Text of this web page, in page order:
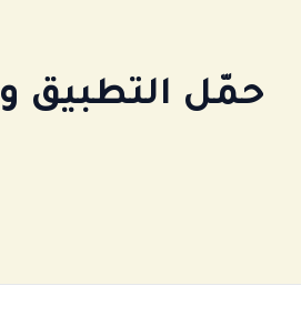
حمّل التطبيق